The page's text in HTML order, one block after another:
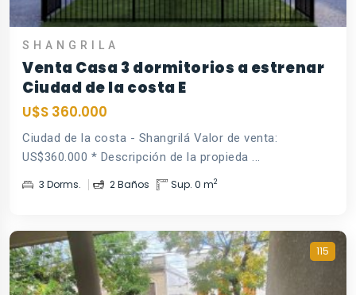
SHANGRILA
Venta Casa 3 dormitorios a estrenar
Ciudad de la costa E
U$S 360.000
Ciudad de la costa - Shangrilá Valor de venta:
US$360.000 * Descripción de la propieda ...
3 Dorms. 2 Baños Sup. 0 m2
115